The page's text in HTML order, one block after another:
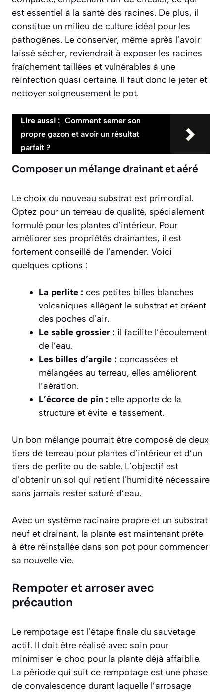
est essentiel à la santé des racines. De plus, il
constitue un milieu de culture idéal pour les
pathogènes. Le conserver, même après l’avoir
laissé sécher, reviendrait à exposer les racines
fraîchement taillées et vulnérables à une
réinfection quasi certaine. Il faut donc le jeter et
nettoyer soigneusement le pot.
Lire aussi : Comment semer son
propre gazon et avoir un résultat
parfait ?
Composer un mélange drainant et aéré
Le choix du nouveau substrat est primordial.
Optez pour un terreau de qualité, spécialement
formulé pour les plantes d’intérieur. Pour
améliorer ses propriétés drainantes, il est
fortement conseillé de l’amender. Voici
quelques options :
La perlite : ces petites billes blanches
volcaniques allègent le substrat et créent
des poches d’air.
Le sable grossier : il facilite l’écoulement
de l’eau.
Les billes d’argile : concassées et
mélangées au terreau, elles améliorent
l’aération.
L’écorce de pin : elle apporte de la
structure et évite le tassement.
Un bon mélange pourrait être composé de deux
tiers de terreau pour plantes d’intérieur et d’un
tiers de perlite ou de sable. L’objectif est
d’obtenir un sol qui retient l’humidité nécessaire
sans jamais rester saturé d’eau.
Avec un système racinaire propre et un substrat
neuf et drainant, la plante est maintenant prête
à être réinstallée dans son pot pour commencer
sa nouvelle vie.
Rempoter et arroser avec
précaution
Le rempotage est l’étape finale du sauvetage
actif. Il doit être réalisé avec soin pour
minimiser le choc pour la plante déjà affaiblie.
La période qui suit ce rempotage est une phase
de convalescence durant laquelle l’arrosage